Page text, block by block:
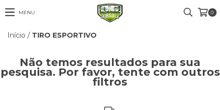
MENU 0
Início / TIRO ESPORTIVO
Não temos resultados para sua
pesquisa. Por favor, tente com outros
filtros